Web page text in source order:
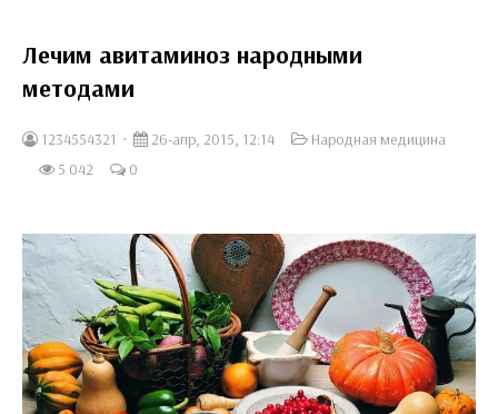
Лечим авитаминоз народными
методами
1234554321 26-апр, 2015, 12:14
Народная медицина
5 042
0